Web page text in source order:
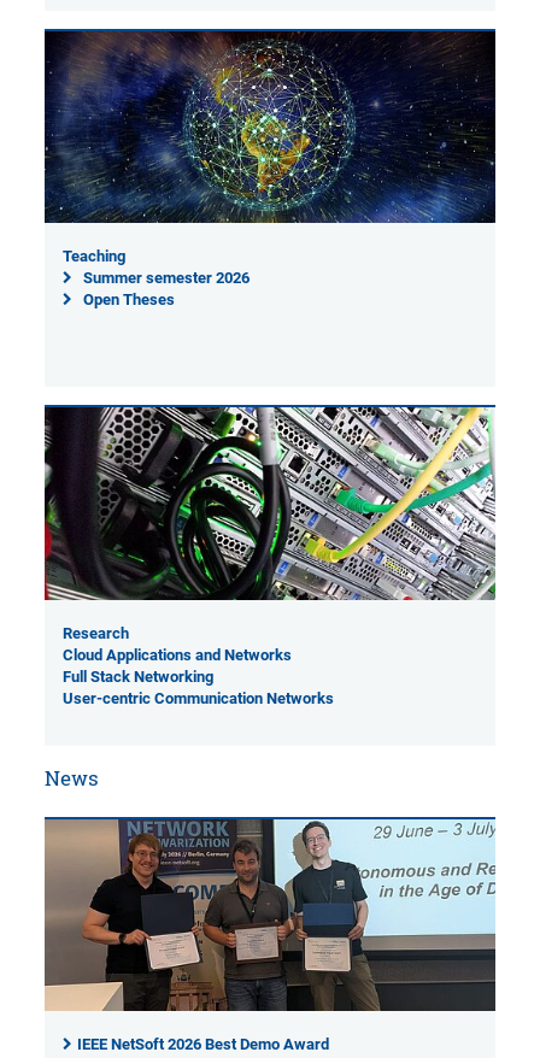
Teaching
Summer semester 2026
Open Theses
Research
Cloud Applications and Networks
Full Stack Networking
User-centric Communication Networks
News
IEEE NetSoft 2026 Best Demo Award